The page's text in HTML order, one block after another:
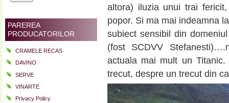
PAREREA
PRODUCATORILOR
CRAMELE RECAS
DAVINO
SERVE
VINARTE
Privacy Policy
altora) iluzia unui trai
popor. Si ma mai indeamna
subiect sensibil din
(fost SCDVV
actuala mai mult un
trecut, despre un trecut din